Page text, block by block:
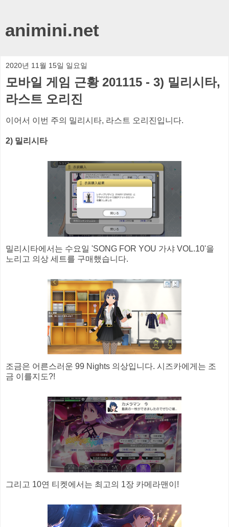
animini.net
2020년 11월 15일 일요일
모바일 게임 근황 201115 - 3) 밀리시타,
라스트 오리진
이어서 이번 주의 밀리시타, 라스트 오리진입니다.
2) 밀리시타
밀리시타에서는 수요일 'SONG FOR YOU 가샤 VOL.10'을
노리고 의상 세트를 구매했습니다.
조금은 어른스러운 99 Nights 의상입니다. 시즈카에게는 조
금 이를지도?!
그리고 10연 티켓에서는 최고의 1장 카메라맨이!